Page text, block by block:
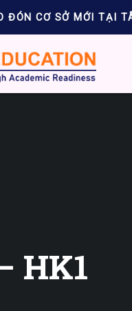
ĐÓN CƠ SỞ MỚI TẠI
HK1